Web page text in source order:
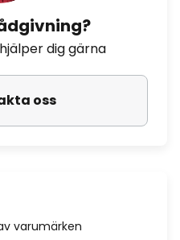
dig gärna
oss
varumärken